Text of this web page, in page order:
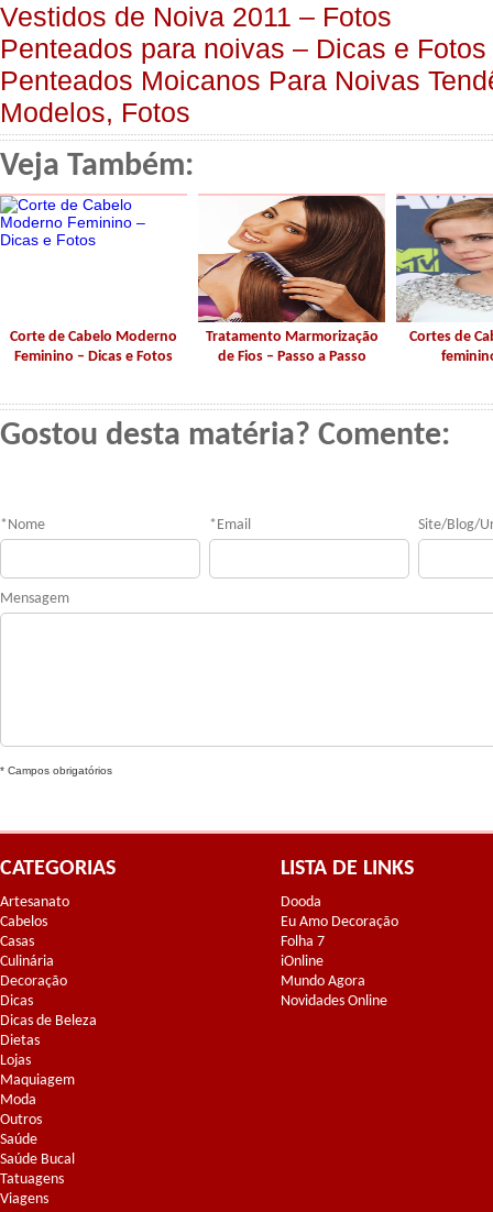
Vestidos de Noiva 2011 – Fotos
Penteados para noivas – Dicas e Fotos
Penteados Moicanos Para Noivas
Modelos, Fotos
Veja Também:
Corte de Cabelo Moderno
Feminino – Dicas e Fotos
Tratamento Marmorização
de Fios – Passo a Passo
Cortes de
Gostou desta matéria? Comente:
* Nome * Email Site/Blog/
Mensagem
* Campos obrigatórios
CATEGORIAS
Artesanato
Cabelos
Casas
Culinária
Decoração
Dicas
Dicas de Beleza
Dietas
Lojas
Maquiagem
Moda
Outros
Saúde
Saúde Bucal
Tatuagens
Viagens
LISTA DE LINKS
Dooda
Eu Amo Decoração
Folha 7
iOnline
Mundo Agora
Novidades Online